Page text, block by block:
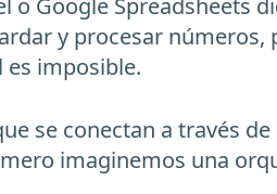
Google Spreadsheets
y procesar números,
es imposible.
se conectan a través de
imaginemos una